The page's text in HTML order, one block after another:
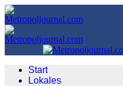
Start
Lokales